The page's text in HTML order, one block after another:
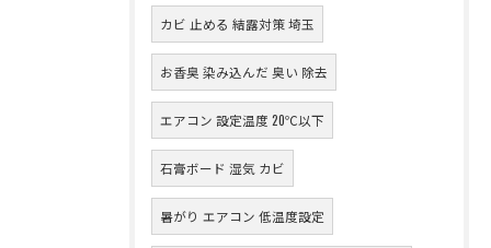
カビ 止める 結露対策 埼玉
お香臭 染み込んだ 臭い 除去
エアコン 設定温度 20℃以下
石膏ボード 湿気 カビ
暑がり エアコン 低温度設定